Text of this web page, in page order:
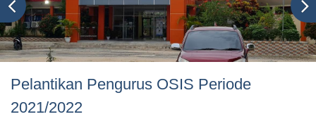
Pelantikan Pengurus OSIS Periode
2021/2022